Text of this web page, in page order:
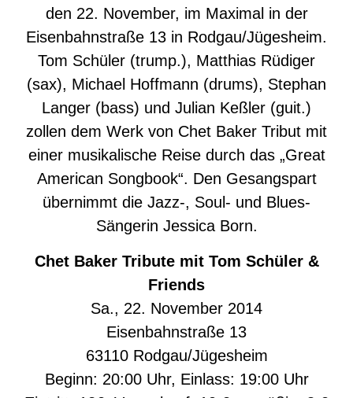
den 22. November, im Maximal in der
Eisenbahnstraße 13 in Rodgau/Jügesheim.
Tom Schüler (trump.), Matthias Rüdiger
(sax), Michael Hoffmann (drums), Stephan
Langer (bass) und Julian Keßler (guit.)
zollen dem Werk von Chet Baker Tribut mit
einer musikalische Reise durch das „Great
American Songbook“. Den Gesangspart
übernimmt die Jazz-, Soul- und Blues-
Sängerin Jessica Born.
Chet Baker Tribute mit Tom Schüler &
Friends
Sa., 22. November 2014
Eisenbahnstraße 13
63110 Rodgau/Jügesheim
Beginn: 20:00 Uhr, Einlass: 19:00 Uhr